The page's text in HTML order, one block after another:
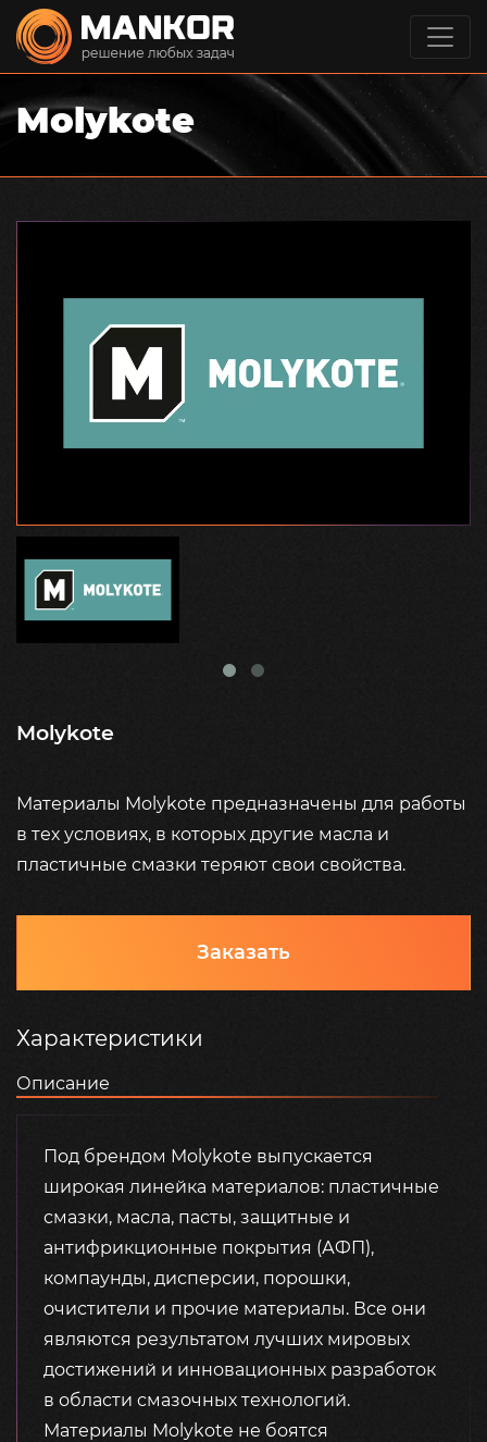
Molykote
Molykote
Материалы Molykote предназначены для работы
в тех условиях, в которых другие масла и
пластичные смазки теряют свои свойства.
Заказать
Характеристики
Описание
Под брендом Molykote выпускается
широкая линейка материалов: пластичные
смазки, масла, пасты, защитные и
антифрикционные покрытия (АФП),
компаунды, дисперсии, порошки,
очистители и прочие материалы. Все они
являются результатом лучших мировых
достижений и инновационных разработок
в области смазочных технологий.
Материалы Molykote не боятся